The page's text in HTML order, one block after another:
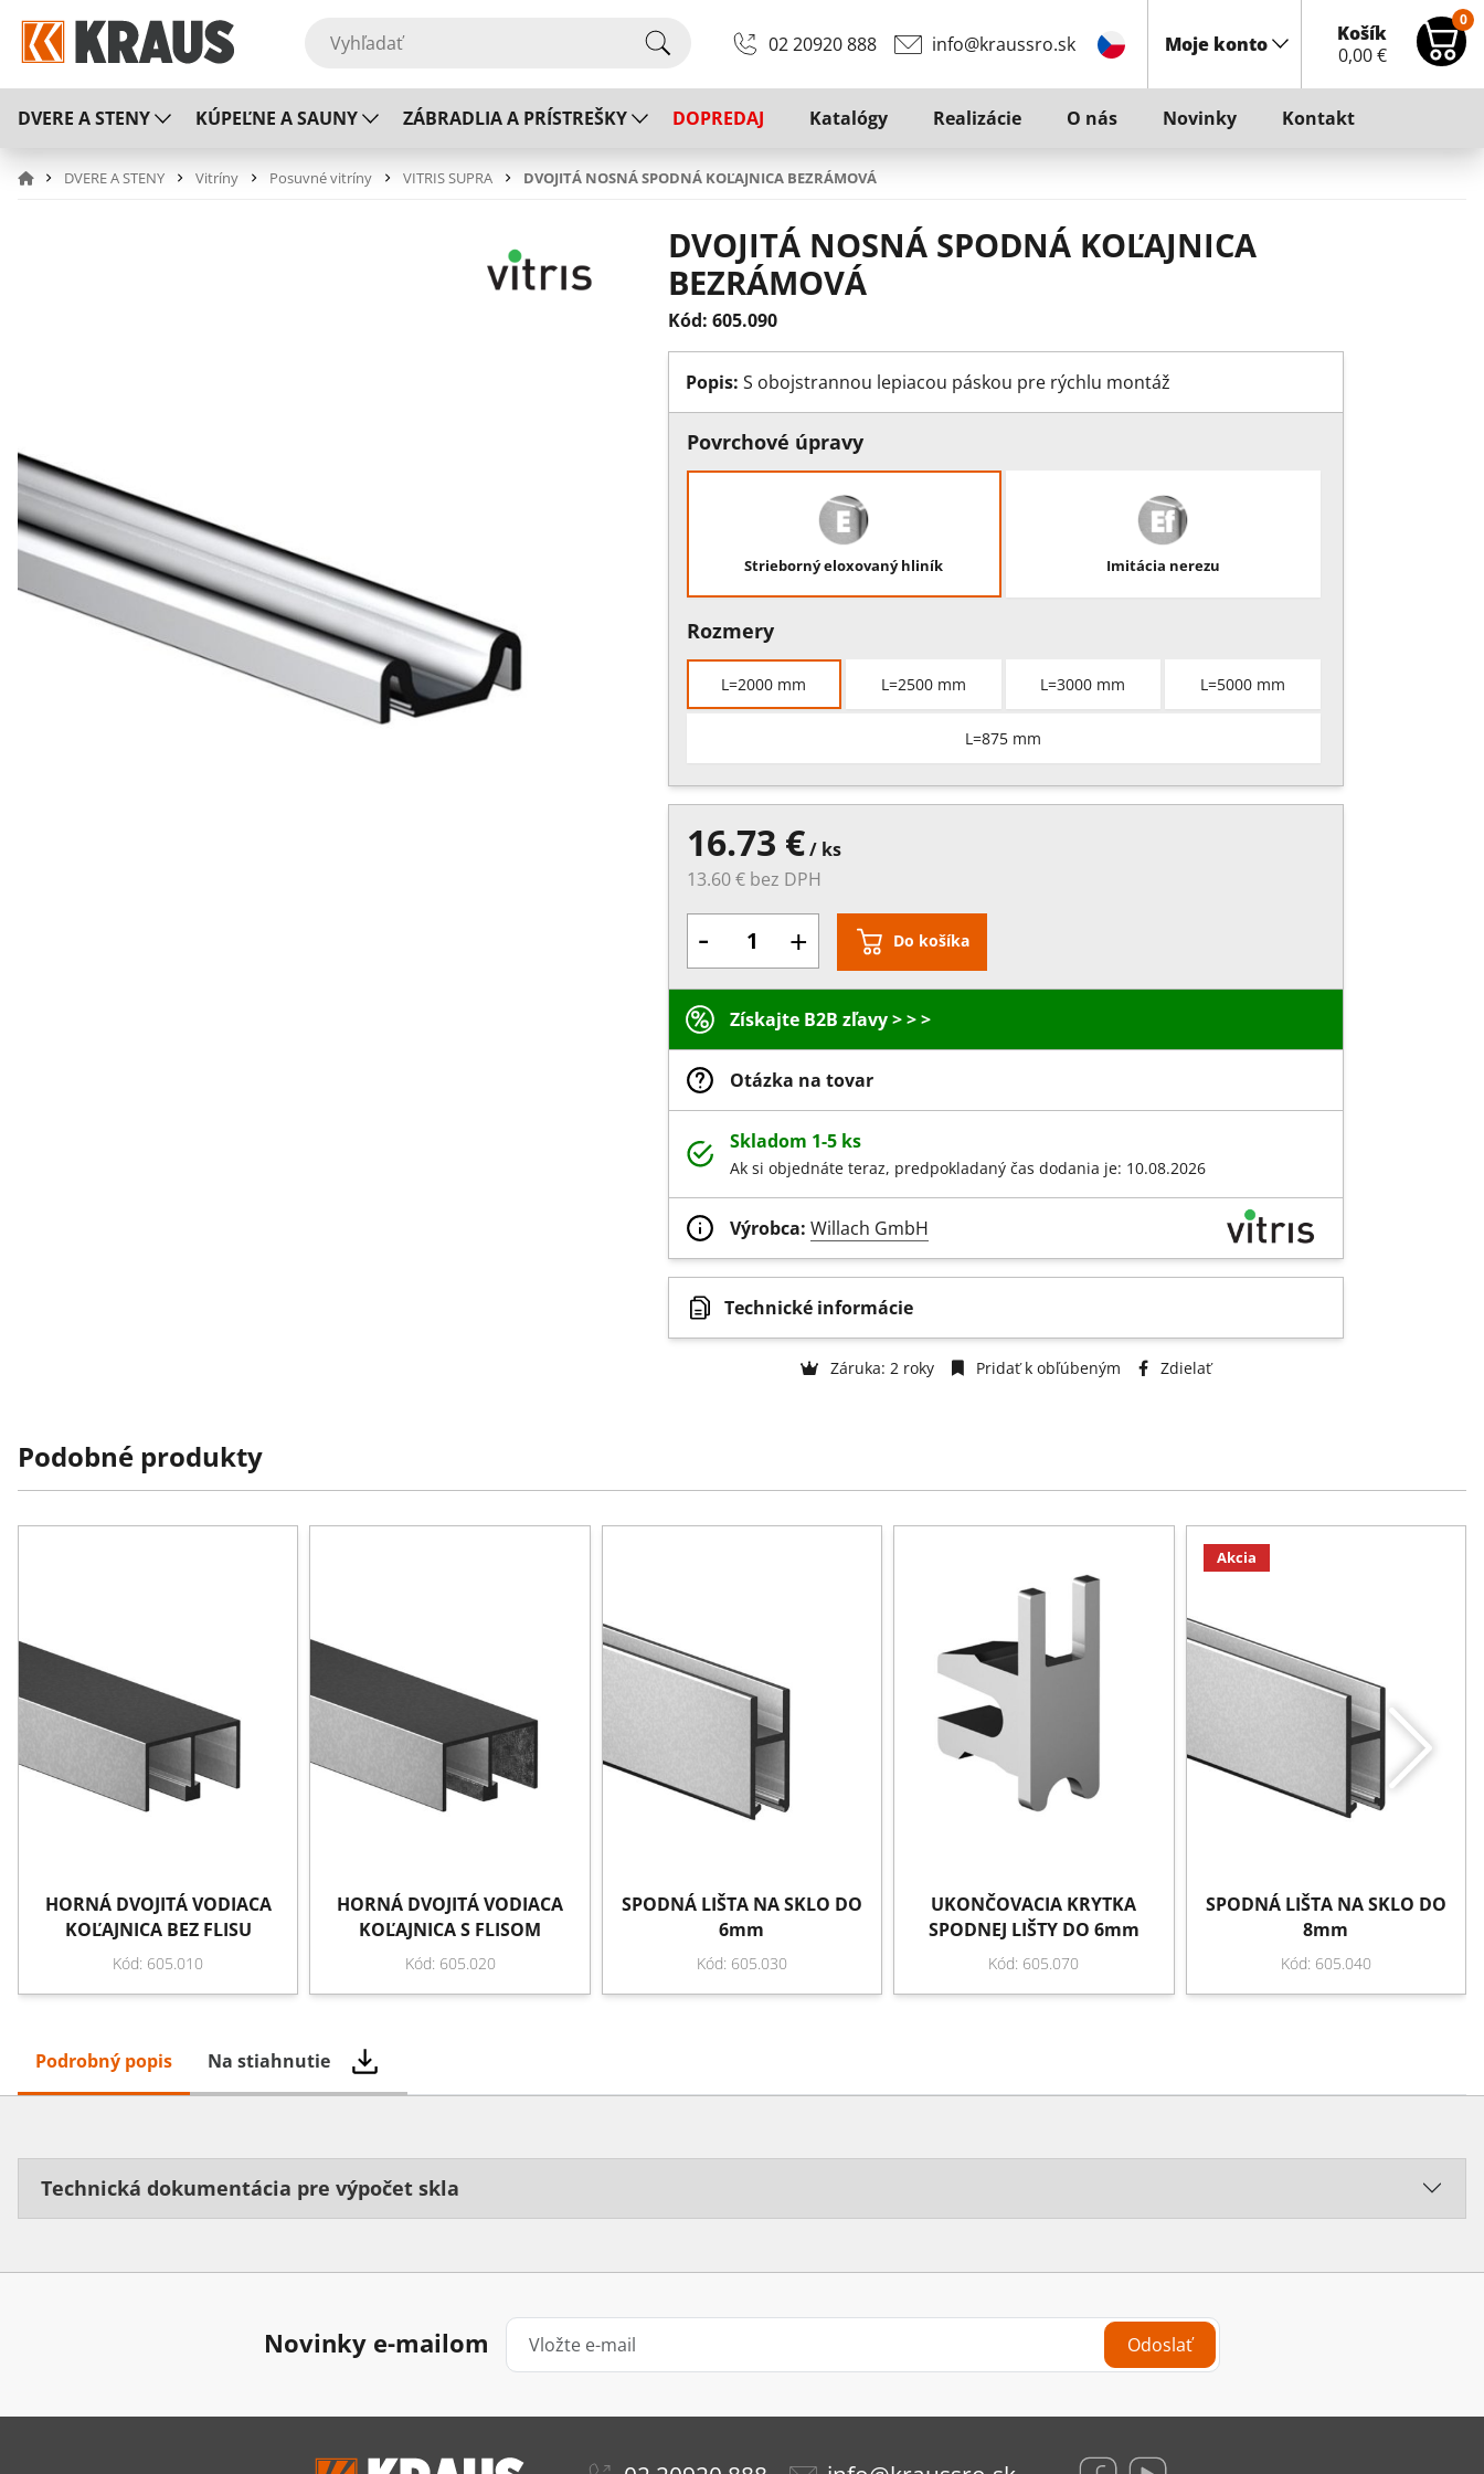
02 20920 888 info@kraussro.sk Moje konto
Košík
0,00€
0
DVERE A STENY KÚPEĽNE A SAUNY ZÁBRADLIA A PRÍSTREŠKY DOPREDAJ Katalógy Realizácie O nás Novinky Kontakt
DVERE A STENY Vitríny Posuvné vitríny VITRIS SUPRA DVOJITÁ NOSNÁ SPODNÁ KOĽAJNICA BEZRÁMOVÁ
DVOJITÁ NOSNÁ SPODNÁ KOĽAJNICA
BEZRÁMOVÁ
Kód: 605.090
Popis: S obojstrannou lepiacou páskou pre rýchlu montáž
Povrchové úpravy
Strieborný eloxovaný hliník Imitácia nerezu
Rozmery
L=2000 mm L=2500 mm L=3000 mm L=5000 mm
L=875 mm
16.73 €/ ks
13.60 € bez DPH
- + Do košíka
Získajte B2B zľavy > > >
Otázka na tovar
Skladom 1-5 ks
Ak si objednáte teraz, predpokladaný čas dodania je: 10.08.2026
Výrobca: Willach GmbH
Technické informácie
Záruka: 2 roky Pridať k obľúbeným Zdielať
Podobné produkty
HORNÁ DVOJITÁ VODIACA
KOĽAJNICA BEZ FLISU
Kód: 605.010
HORNÁ DVOJITÁ VODIACA
KOĽAJNICA S FLISOM
Kód: 605.020
SPODNÁ LIŠTA NA SKLO DO
6mm
Kód: 605.030
UKONČOVACIA KRYTKA
SPODNEJ LIŠTY DO 6mm
Kód: 605.070
Akcia
SPODNÁ LIŠTA NA SKLO DO
8mm
Kód: 605.040
Podrobný popis Na stiahnutie
Technická dokumentácia pre výpočet skla
Novinky e-mailom Odoslať